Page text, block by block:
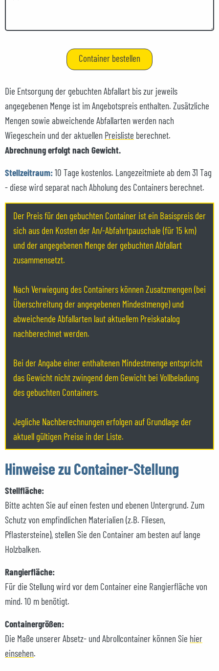
Die Entsorgung der gebuchten Abfallart bis zur jeweils
angegebenen Menge ist im Angebotspreis enthalten. Zusätzliche
Mengen sowie abweichende Abfallarten werden nach
Wiegeschein und der aktuellen Preisliste berechnet.
Abrechnung erfolgt nach Gewicht.
Stellzeitraum:10 Tage kostenlos. Langezeitmiete ab dem 31 Tag
- diese wird separat nach Abholung des Containers berechnet.
Der Preis für den gebuchten Container ist ein Basispreis der
sich aus den Kosten der An/-Abfahrtpauschale (für 15 km)
und der angegebenen Menge der gebuchten Abfallart
zusammensetzt.
Nach Verwiegung des Containers können Zusatzmengen (bei
Überschreitung der angegebenen Mindestmenge) und
abweichende Abfallarten laut aktuellem Preiskatalog
nachberechnet werden.
Bei der Angabe einer enthaltenen Mindestmenge entspricht
das Gewicht nicht zwingend dem Gewicht bei Vollbeladung
des gebuchten Containers.
Jegliche Nachberechnungen erfolgen auf Grundlage der
aktuell gültigen Preise in der Liste.
Hinweise zu Container-Stellung
Stellfläche:
Bitte achten Sie auf einen festen und ebenen Untergrund. Zum
Schutz von empfindlichen Materialien (z.B. Fliesen,
Pflastersteine), stellen Sie den Container am besten auf lange
Holzbalken.
Rangierfläche:
Für die Stellung wird vor dem Container eine Rangierfläche von
mind. 10 m benötigt.
Containergrößen:
Die Maße unserer Absetz- und Abrollcontainer können Sie hier
einsehen.